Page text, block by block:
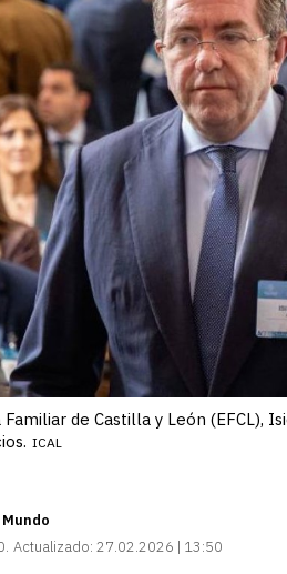
de Castilla y León (EFCL),
ICAL
Actualizado: 27.02.2026 | 13:50